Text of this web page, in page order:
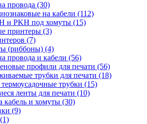
провода (30)
на кабели (112)
и PKH под хомуты (15)
принтеры (3)
(7)
(риббоны) (4)
провода и кабели (56)
профили для печати (56)
трубки для печати (18)
трубки (15)
ленты для печати (10)
кабель и хомуты (30)
(9)